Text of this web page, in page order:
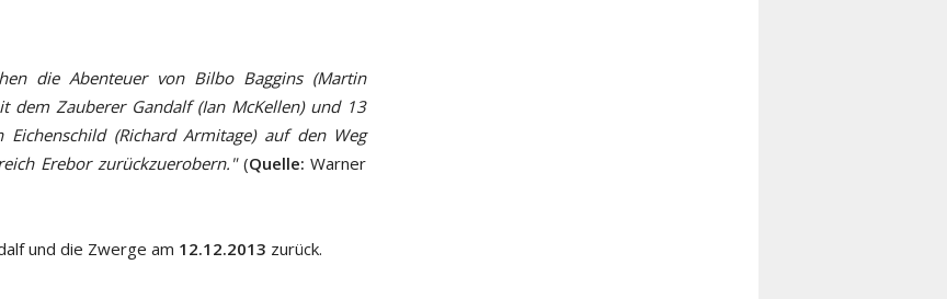
die Abenteuer von Bilbo Baggins (Martin
dem Zauberer Gandalf (Ian McKellen) und 13
(Richard Armitage) auf den Weg
Erebor zurückzuerobern." (Quelle: Warner
und die Zwerge am 12.12.2013 zurück.